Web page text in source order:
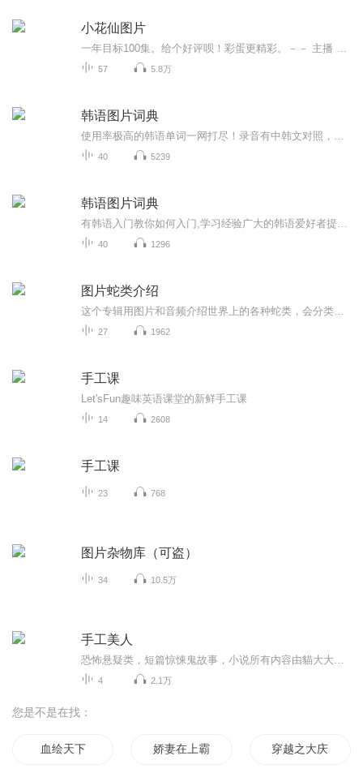
小花仙图片
57 5.8万
韩语图片词典
40 5239
韩语图片词典
40 1296
图片蛇类介绍
27 1962
手工课
Let'sFun趣味英语课堂的新鲜手工课
14 2608
手工课
23 768
图片杂物库（可盗）
34 10.5万
手工美人
4 2.1万
您是不是在找：
血绘天下 娇妻在上霸道老公请节制穿越之大庆帝国